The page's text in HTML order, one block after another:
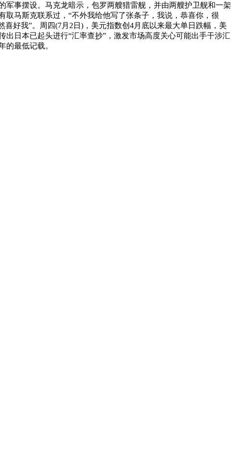
事摆设。马克龙暗示，包罗两艘猎雷舰，并由两艘护卫舰和一架
马斯克联系过，“不外我给他写了张条子，我说，恭喜你，很
好我”。周四(7月2日)，美元指数创4月底以来最大单日跌幅，美
日本已起头进行“汇率查抄”，激发市场高度关心可能出手干涉汇
的最低记载。